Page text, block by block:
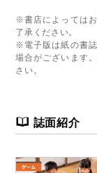
※書店によっては
了承ください。
※電子版は紙の書
場合がございます
さい。
誌面紹介